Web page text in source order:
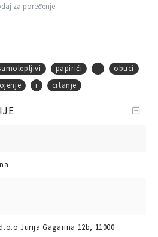
za poređenje
papirići -
obuci
i crtanje
Jurija Gagarina 12b, 11000